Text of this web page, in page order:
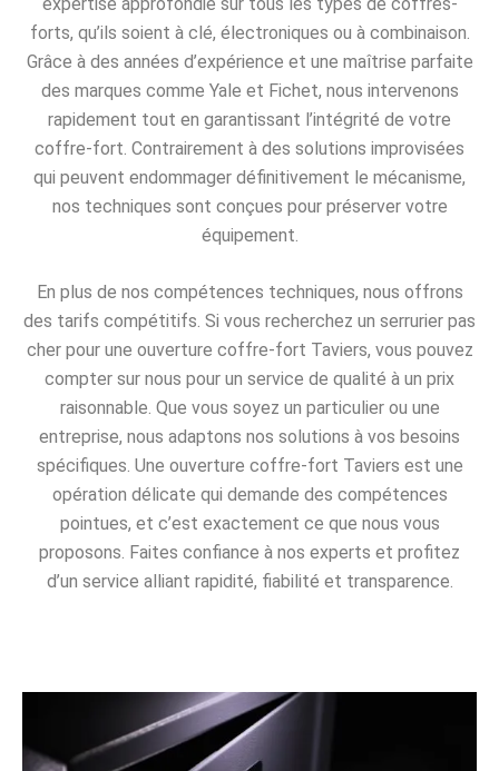
forts, qu’ils soient à clé, électroniques ou à combinaison.
Grâce à des années d’expérience et une maîtrise parfaite
des marques comme Yale et Fichet, nous intervenons
rapidement tout en garantissant l’intégrité de votre
coffre-fort. Contrairement à des solutions improvisées
qui peuvent endommager définitivement le mécanisme,
nos techniques sont conçues pour préserver votre
équipement.
En plus de nos compétences techniques, nous offrons
des tarifs compétitifs. Si vous recherchez un serrurier pas
cher pour une ouverture coffre-fort Taviers, vous pouvez
compter sur nous pour un service de qualité à un prix
raisonnable. Que vous soyez un particulier ou une
entreprise, nous adaptons nos solutions à vos besoins
spécifiques. Une ouverture coffre-fort Taviers est une
opération délicate qui demande des compétences
pointues, et c’est exactement ce que nous vous
proposons. Faites confiance à nos experts et profitez
d’un service alliant rapidité, fiabilité et transparence.